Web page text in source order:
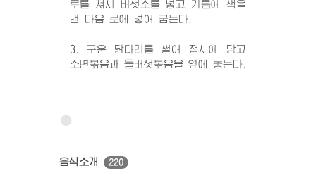
루를 쳐서 버섯소를 넣고 기름에 색을
낸 다음 로에 넣어 굽는다.
3. 구운 닭다리를 썰어 접시에 담고
소면볶음과 들버섯볶음을 옆에 놓는다.
음식소개 220